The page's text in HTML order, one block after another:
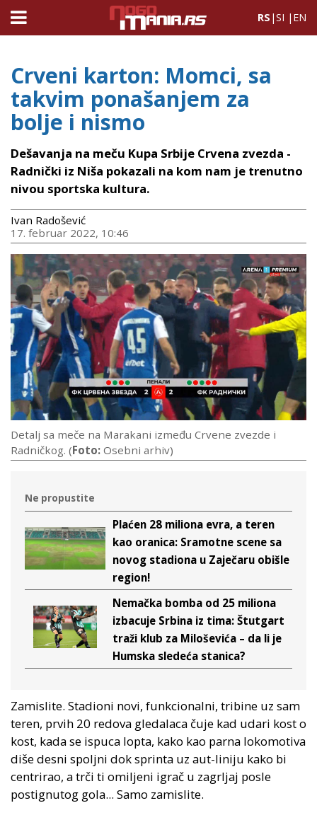
RS |SI | EN
Crveni karton: Momci, sa
takvim ponašanjem za
bolje i nismo
Dešavanja na meču Kupa Srbije Crvena zvezda -
Radnički iz Niša pokazali na kom nam je trenutno
nivou sportska kultura.
Ivan Radošević
17. februar 2022, 10:46
Detalj sa meče na Marakani između Crvene zvezde i
Radničkog. (Foto: Osebni arhiv)
Ne propustite
Plaćen 28 miliona evra, a teren
kao oranica: Sramotne scene sa
novog stadiona u Zaječaru obišle
region!
Nemačka bomba od 25 miliona
izbacuje Srbina iz tima: Štutgart
traži klub za Miloševića – da li je
Humska sledeća stanica?
Zamislite. Stadioni novi, funkcionalni, tribine uz sam
teren, prvih 20 redova gledalaca čuje kad udari kost o
kost, kada se ispuca lopta, kako kao parna lokomotiva
diše desni spoljni dok sprinta uz aut-liniju kako bi
centrirao, a trči ti omiljeni igrač u zagrljaj posle
postignutog gola... Samo zamislite.